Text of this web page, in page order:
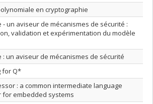
en cryptographie
- un aviseur de mécanismes de sécurité :
validation et expérimentation du modèle
: un aviseur de mécanismes de sécurité
for Q*
: a common intermediate language
for embedded systems